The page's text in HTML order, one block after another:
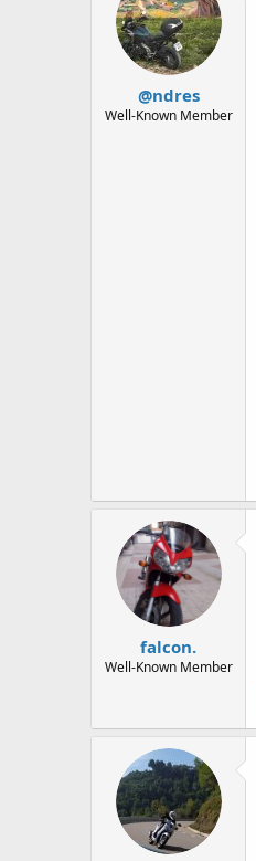
@ndres
Well-Known Member
falcon.
Well-Known Member